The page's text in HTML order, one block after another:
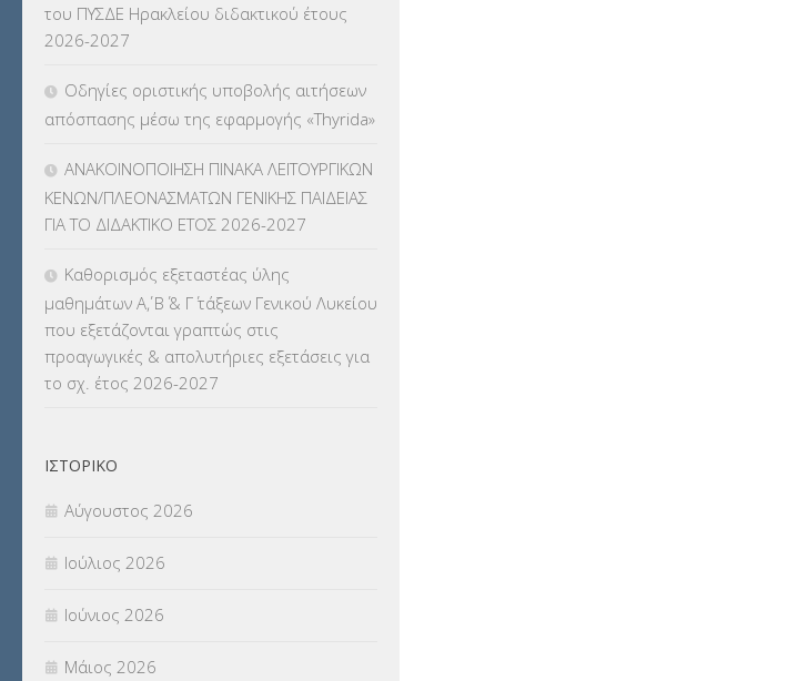
ΚΠπ- ΚΡΑΤΙΚΟ ΠΙΣΤΟΠΟΙΗΤΙΚΟ
ΠΛΗΡΟΦΟΡΙΚΗΣ
ΛΟΙΠΑ(309)
ΜΕΤΑΘΕΣΕΙΣ-ΤΟΠΟΘΕΤΗΣΕΙΣ
ΒΕΛΤΙΩΣΕΙΣ(319)
ΜΕΤΑΤΑΞΕΙΣ(87)
ΜΕΤΑΦΟΡΑ ΜΑΘΗΤΩΝ(3)
ΝΟΜΟΘΕΣΙΑ(66)
του ΠΥΣΔΕ Ηρακλείου διδακτικού έτους
2026-2027
Οδηγίες οριστικής υποβολής αιτήσεων
απόσπασης μέσω της εφαρμογής «Thyrida»
ΑΝΑΚΟΙΝΟΠΟΙΗΣΗ ΠΙΝΑΚΑ ΛΕΙΤΟΥΡΓΙΚΩΝ
ΚΕΝΩΝ/ΠΛΕΟΝΑΣΜΑΤΩΝ ΓΕΝΙΚΗΣ ΠΑΙΔΕΙΑΣ
ΓΙΑ ΤΟ ΔΙΔΑΚΤΙΚΟ ΕΤΟΣ 2026-2027
Καθορισμός εξεταστέας ύλης
μαθημάτων Α΄, Β΄ & Γ΄ τάξεων Γενικού Λυκείου
που εξετάζονται γραπτώς στις
προαγωγικές & απολυτήριες εξετάσεις για
το σχ. έτος 2026-2027
ΙΣΤΟΡΙΚΌ
Αύγουστος 2026
Ιούλιος 2026
Ιούνιος 2026
Μάιος 2026